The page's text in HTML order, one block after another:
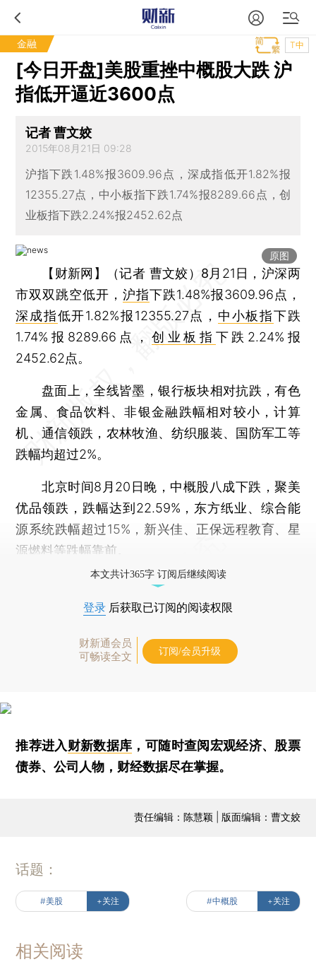
金融 T中
[今日开盘]美股重挫中概股大跌 沪
指低开逼近3600点
记者 曹文姣
2015年08月21日 09:28
沪指下跌1.48%报3609.96点，深成指低开1.82%报
12355.27点，中小板指下跌1.74%报8289.66点，创
业板指下跌2.24%报2452.62点
原图
【财新网】（记者 曹文姣）8 月21日，沪深两
市双双跳空低开， 沪指下跌1.48%报3609.96点，
深成指低开1.82%报12355.27点， 中小板指下跌
1.74%报8289.66点， 创业板指 下跌2.24%报
2452.62点。
盘面上，全线皆墨，银行板块相对抗跌，有色
金属、食品饮料、非银金融跌幅相对较小，计算
机、通信领跌，农林牧渔、纺织服装、国防军工等
跌幅均超过2%。
北京时间8月20日晚，中概股八成下跌，聚美
优品领跌，跌幅达到22.59%，东方纸业、综合能
源系统跌幅超过15%，新兴佳、正保远程教育、星
源燃料等跌幅靠前。
本文共计365字 订阅后继续阅读
登录 后获取已订阅的阅读权限
财新通会员
可畅读全文
订阅/会员升级
推荐进入财新数据库 ，可随时查阅宏观经济、股票
债券、公司人物，财经数据尽在掌握。
责任编辑：陈慧颖 | 版面编辑：曹文姣
话题：
#美股 +关注 #中概股 +关注
相关阅读